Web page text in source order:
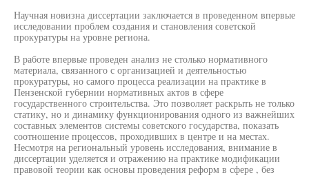
Научная новизна диссертации заключается в проведенном впервые
исследовании проблем создания и становления советской
прокуратуры на уровне региона.
В работе впервые проведен анализ не столько нормативного
материала, связанного с организацией и деятельностью
прокуратуры, но самого процесса реализации на практике в
Пензенской губернии нормативных актов в сфере
государственного строительства. Это позволяет раскрыть не только
статику, но и динамику функционирования одного из важнейших
составных элементов системы советского государства, показать
соотношение процессов, проходивших в центре и на местах.
Несмотря на региональный уровень исследования, внимание в
диссертации уделяется и отражению на практике модификации
правовой теории как основы проведения реформ в сфере , без